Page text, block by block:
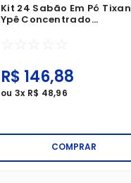
Kit 24 Sabão Em Pó Tixan
Ypê Concentrado
☆ ☆ ☆ ☆ ☆
R$ 146,88
ou 3x R$ 48,96
COMPRAR